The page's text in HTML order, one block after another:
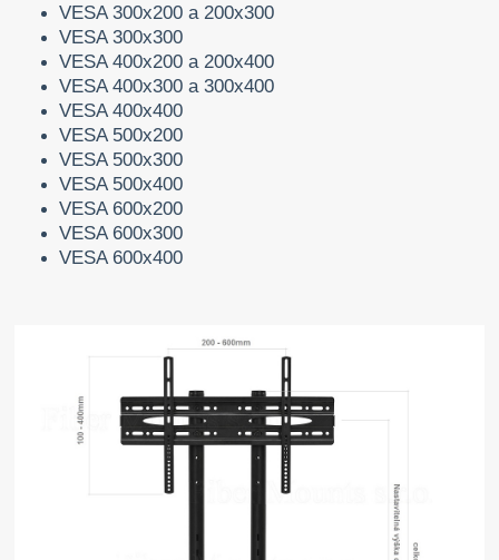
VESA 300x200 a 200x300
VESA 300x300
VESA 400x200 a 200x400
VESA 400x300 a 300x400
VESA 400x400
VESA 500x200
VESA 500x300
VESA 500x400
VESA 600x200
VESA 600x300
VESA 600x400